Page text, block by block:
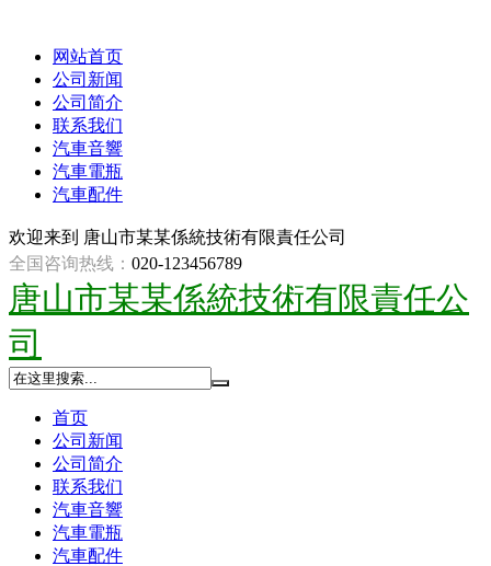
网站首页
公司新闻
公司简介
联系我们
汽車音響
汽車電瓶
汽車配件
欢迎来到 唐山市某某係統技術有限責任公司
全国咨询热线： 020-123456789
唐山市某某係統技術有限責任公
司
首页
公司新闻
公司简介
联系我们
汽車音響
汽車電瓶
汽車配件